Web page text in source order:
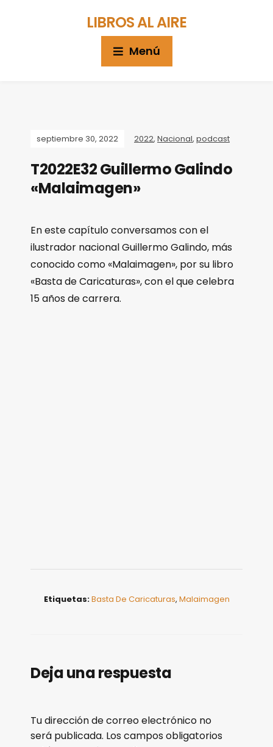
LIBROS AL AIRE
Menú
septiembre 30, 2022 2022, Nacional, podcast
T2022E32 Guillermo Galindo
«Malaimagen»
En este capítulo conversamos con el
ilustrador nacional Guillermo Galindo, más
conocido como «Malaimagen», por su libro
«Basta de Caricaturas», con el que celebra
15 años de carrera.
Etiquetas:Basta De Caricaturas, Malaimagen
Deja una respuesta
Tu dirección de correo electrónico no
será publicada. Los campos obligatorios